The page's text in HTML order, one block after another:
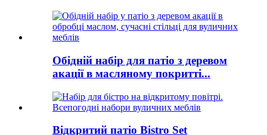
Обідній набір для патіо з деревом
акації в масляному покритті...
Відкритий патіо Bistro Set